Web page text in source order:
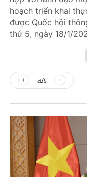
hoạch triển khai
được Quốc hội
thứ 5, ngày 18/1/
aA